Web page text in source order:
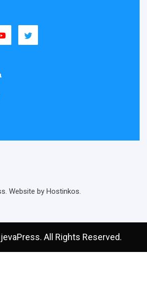
Website by Hostinkos.
All Rights Reserved.